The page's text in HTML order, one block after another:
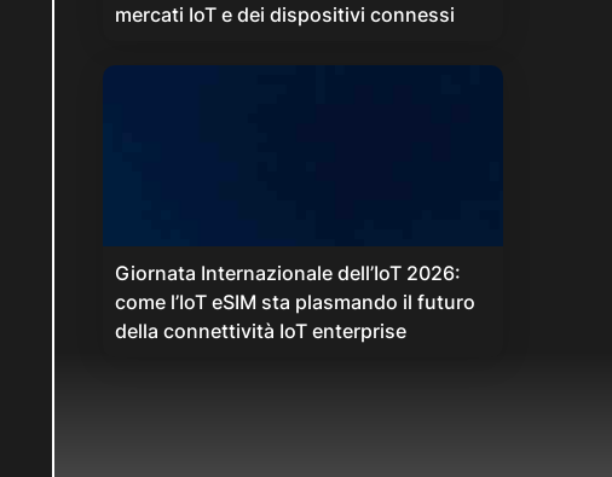
mercati IoT e dei dispositivi connessi
Giornata Internazionale dell’IoT 2026:
come l’IoT eSIM sta plasmando il futuro
della connettività IoT enterprise